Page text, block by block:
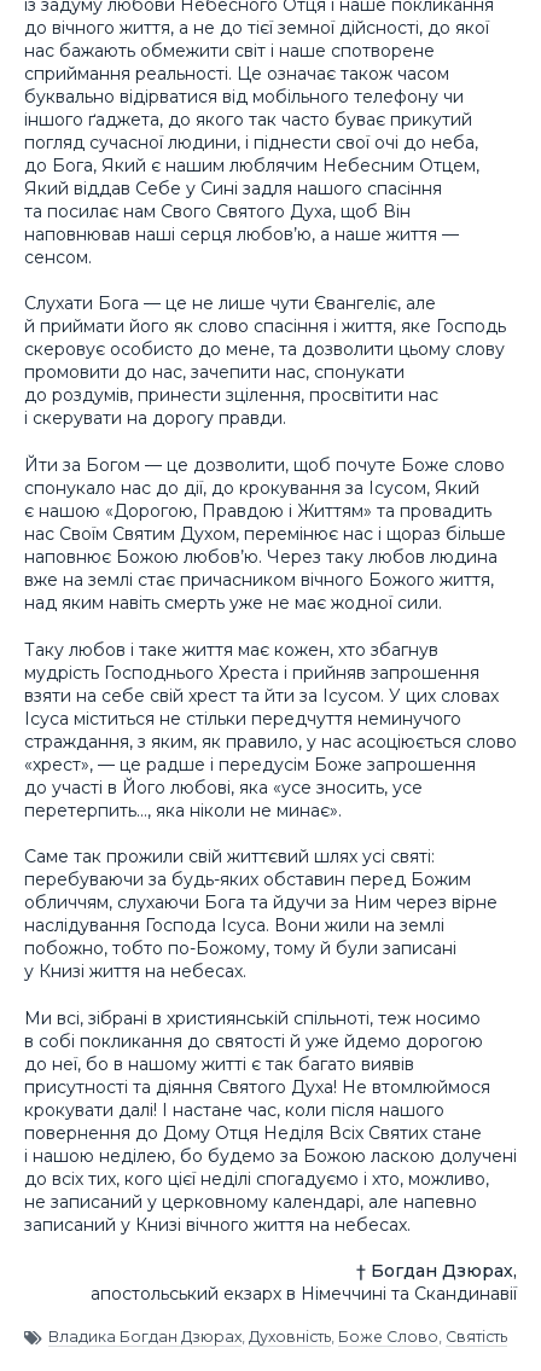
із задуму любови Небесного Отця і наше покликання
до вічного життя, а не до тієї земної дійсності, до якої
нас бажають обмежити світ і наше спотворене
сприймання реальності. Це означає також часом
буквально відірватися від мобільного телефону чи
іншого ґаджета, до якого так часто буває прикутий
погляд сучасної людини, і піднести свої очі до неба,
до Бога, Який є нашим люблячим Небесним Отцем,
Який віддав Себе у Сині задля нашого спасіння
та посилає нам Свого Святого Духа, щоб Він
наповнював наші серця любов’ю, а наше життя —
сенсом.
Слухати Бога — це не лише чути Євангеліє, але
й приймати його як слово спасіння і життя, яке Господь
скеровує особисто до мене, та дозволити цьому слову
промовити до нас, зачепити нас, спонукати
до роздумів, принести зцілення, просвітити нас
і скерувати на дорогу правди.
Йти за Богом — це дозволити, щоб почуте Боже слово
спонукало нас до дії, до крокування за Ісусом, Який
є нашою «Дорогою, Правдою і Життям» та провадить
нас Своїм Святим Духом, перемінює нас і щораз більше
наповнює Божою любов’ю. Через таку любов людина
вже на землі стає причасником вічного Божого життя,
над яким навіть смерть уже не має жодної сили.
Таку любов і таке життя має кожен, хто збагнув
мудрість Господнього Хреста і прийняв запрошення
взяти на себе свій хрест та йти за Ісусом. У цих словах
Ісуса міститься не стільки передчуття неминучого
страждання, з яким, як правило, у нас асоціюється слово
«хрест», — це радше і передусім Боже запрошення
до участі в Його любові, яка «усе зносить, усе
перетерпить…, яка ніколи не минає».
Саме так прожили свій життєвий шлях усі святі:
перебуваючи за будь-яких обставин перед Божим
обличчям, слухаючи Бога та йдучи за Ним через вірне
наслідування Господа Ісуса. Вони жили на землі
побожно, тобто по-Божому, тому й були записані
у Книзі життя на небесах.
Ми всі, зібрані в християнській спільноті, теж носимо
в собі покликання до святості й уже йдемо дорогою
до неї, бо в нашому житті є так багато виявів
присутності та діяння Святого Духа! Не втомлюймося
крокувати далі! І настане час, коли після нашого
повернення до Дому Отця Неділя Всіх Святих стане
і нашою неділею, бо будемо за Божою ласкою долучені
до всіх тих, кого цієї неділі спогадуємо і хто, можливо,
не записаний у церковному календарі, але напевно
записаний у Книзі вічного життя на небесах.
† Богдан Дзюрах,
апостольський екзарх в Німеччині та Скандинавії
Владика Богдан Дзюрах, Духовність, Боже Слово, Святість